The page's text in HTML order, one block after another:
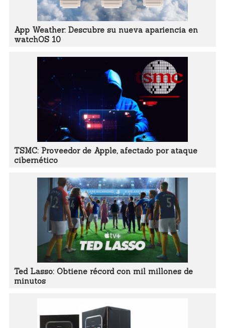
App Weather: Descubre su nueva apariencia en
watchOS 10
TSMC: Proveedor de Apple, afectado por ataque
cibernético
Ted Lasso: Obtiene récord con mil millones de
minutos